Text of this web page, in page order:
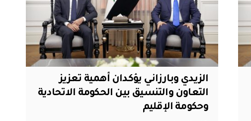
الزيدي وبارزاني يؤكدان أهمية تعزيز
التعاون والتنسيق بين الحكومة الاتحادية
وحكومة الإقليم